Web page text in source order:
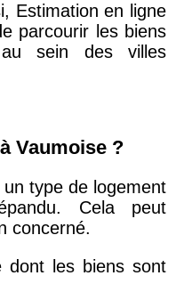
11 141 €
10 415 €
2 667 €
Estimation en ligne
parcourir les biens
sein des villes
Vaumoise ?
type de logement
Cela peut
concerné.
dont les biens sont